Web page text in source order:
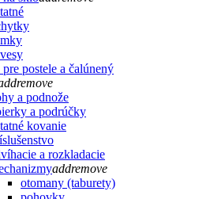
postele a čalúnený
remove
a podnože
a podrúčky
kovanie
a rozkladacie
addremove
otomany (taburety)